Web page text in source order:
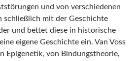
und von verschiedenen
schließlich mit der Geschichte
und bettet diese in historische
eigene Geschichte ein. Van Voss
Epigenetik, von Bindungstheorie,